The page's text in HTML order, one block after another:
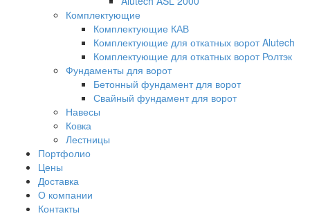
Комплектующие
Комплектующие КАВ
Комплектующие для откатных ворот Alutech
Комплектующие для откатных ворот Ролтэк
Фундаменты для ворот
Бетонный фундамент для ворот
Свайный фундамент для ворот
Навесы
Ковка
Лестницы
Портфолио
Цены
Доставка
О компании
Контакты